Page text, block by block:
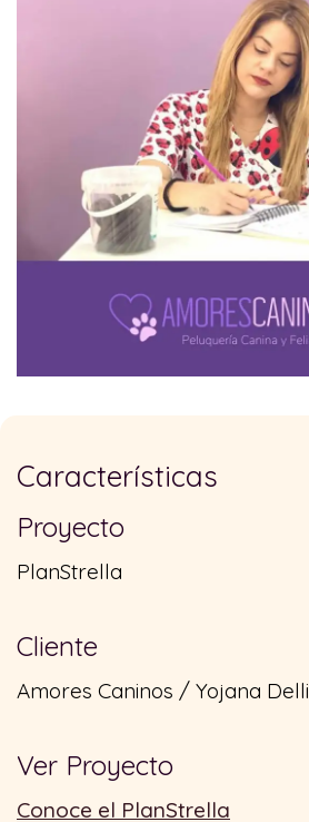
Características
Proyecto
PlanStrella
Cliente
Amores Caninos / Yojana Delli
Ver Proyecto
Conoce el PlanStrella